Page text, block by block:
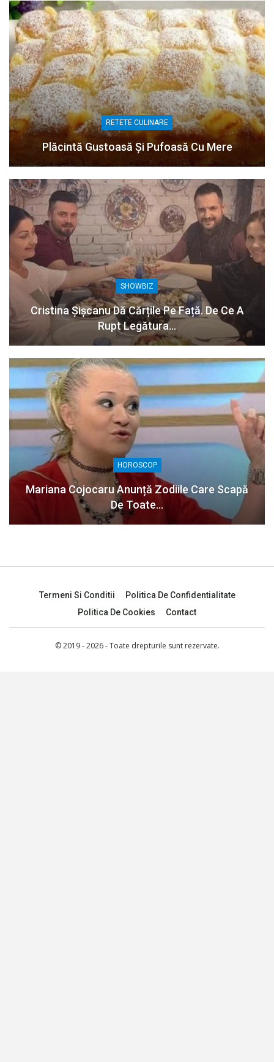
RETETE CULINARE
Plăcintă Gustoasă Și Pufoasă Cu Mere
SHOWBIZ
Cristina Șișcanu Dă Cărțile Pe Față. De Ce A
Rupt Legătura…
HOROSCOP
Mariana Cojocaru Anunță Zodiile Care Scapă
De Toate…
Termeni Si Conditii
Politica De Confidentialitate
Politica De Cookies
Contact
© 2019 - 2026 - Toate drepturile sunt rezervate.